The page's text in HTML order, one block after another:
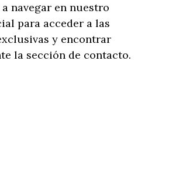
navegar en nuestro
para acceder a las
y encontrar
la sección de contacto.